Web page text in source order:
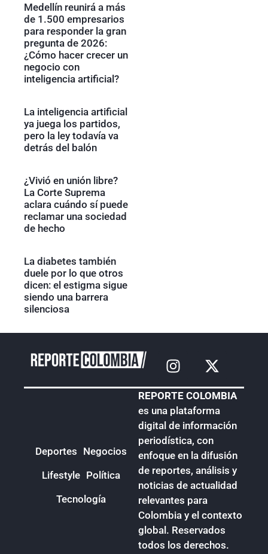
Medellín reunirá a más
de 1.500 empresarios
para responder la gran
pregunta de 2026:
¿Cómo hacer crecer un
negocio con
inteligencia artificial?
La inteligencia artificial
ya juega los partidos,
pero la ley todavía va
detrás del balón
¿Vivió en unión libre?
La Corte Suprema
aclara cuándo sí puede
reclamar una sociedad
de hecho
La diabetes también
duele por lo que otros
dicen: el estigma sigue
siendo una barrera
silenciosa
Deportes Negocios
Lifestyle Política
Tecnología
REPORTE COLOMBIA
es una plataforma
digital de información
periodística, con
enfoque en la difusión
de reportes, análisis y
noticias de actualidad
relevantes para
Colombia y el contexto
global. Reservados
todos los derechos.